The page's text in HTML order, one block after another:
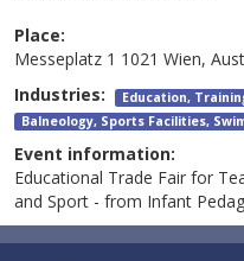
Place:
Messeplatz 1 1021 Wien,
Industries: Education,
Balneology, Sports Facilities,
Event information:
Educational Trade Fair for
and Sport - from Infant